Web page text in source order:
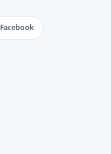
Facebook